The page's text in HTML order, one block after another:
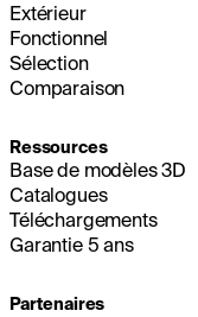
Extérieur
Fonctionnel
Sélection
Comparaison
Ressources
Base de modèles 3D
Catalogues
Téléchargements
Garantie 5 ans
Partenaires